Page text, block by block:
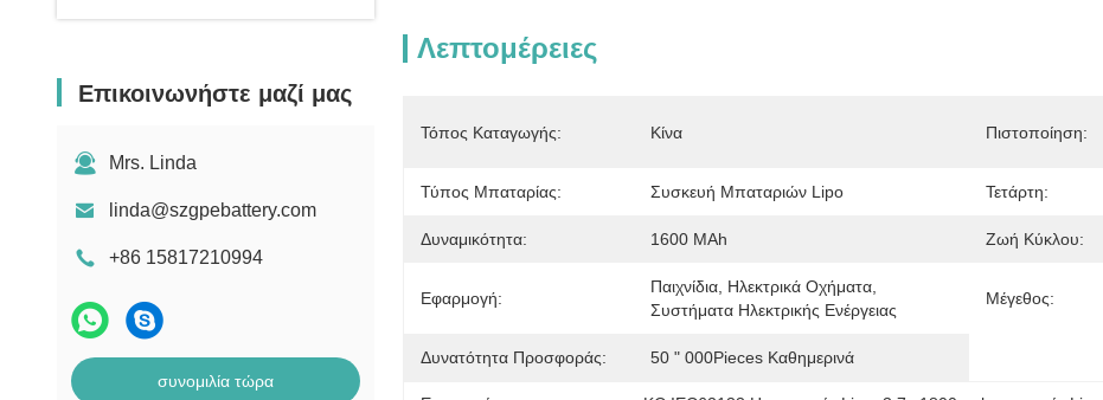
Επικοινωνήστε μαζί μας
Mrs. Linda
linda@szgpebattery.com
+86 15817210994
συνομιλία τώρα
Λεπτομέρειες
Τόπος Καταγωγής: Κίνα Πιστοποίηση:
Τύπος Μπαταρίας: Συσκευή Μπαταριών Lipo Τετάρτη:
Δυναμικότητα: 1600 MAh Ζωή Κύκλου:
Εφαρμογή:
Παιχνίδια, Ηλεκτρικά Οχήματα,
Συστήματα Ηλεκτρικής Ενέργειας
Μέγεθος:
Δυνατότητα Προσφοράς: 50 " 000Pieces Καθημερινά